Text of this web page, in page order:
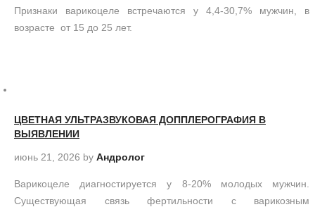
Признаки варикоцеле встречаются у 4,4-30,7% мужчин, в
возрасте от 15 до 25 лет.
ЦВЕТНАЯ УЛЬТРАЗВУКОВАЯ ДОППЛЕРОГРАФИЯ В
ВЫЯВЛЕНИИ
июнь 21, 2026 by Андролог
Варикоцеле диагностируется у 8-20% молодых мужчин.
Существующая связь фертильности с варикозным